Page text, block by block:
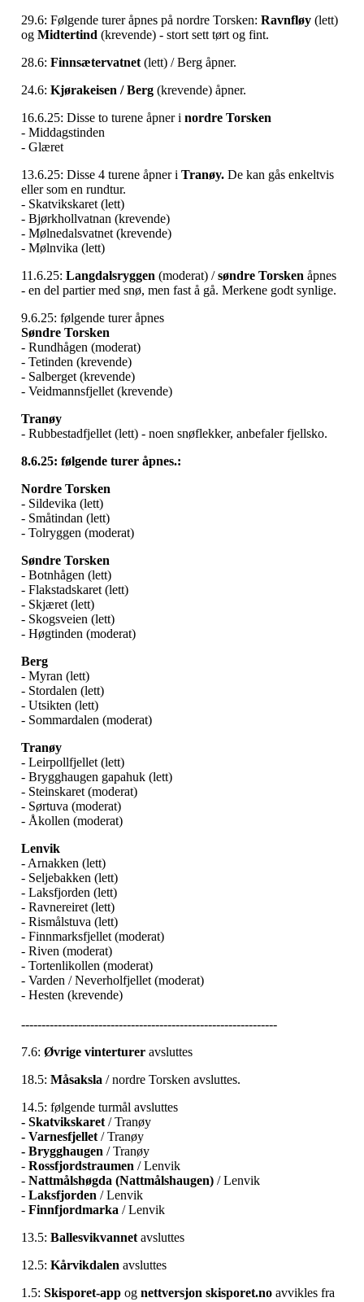
29.6: Følgende turer åpnes på nordre Torsken: Ravnfløy (lett)
og Midtertind (krevende) - stort sett tørt og fint.
28.6: Finnsætervatnet (lett) / Berg åpner.
24.6: Kjørakeisen / Berg (krevende) åpner.
16.6.25: Disse to turene åpner i nordre Torsken
- Middagstinden
- Glæret
13.6.25: Disse 4 turene åpner i Tranøy. De kan gås enkeltvis
eller som en rundtur.
- Skatvikskaret (lett)
- Bjørkhollvatnan (krevende)
- Mølnedalsvatnet (krevende)
- Mølnvika (lett)
11.6.25: Langdalsryggen (moderat) /søndre Torsken åpnes
- en del partier med snø, men fast å gå. Merkene godt synlige.
9.6.25: følgende turer åpnes
Søndre Torsken
- Rundhågen (moderat)
- Tetinden (krevende)
- Salberget (krevende)
- Veidmannsfjellet (krevende)
Tranøy
- Rubbestadfjellet (lett) - noen snøflekker, anbefaler fjellsko.
8.6.25: følgende turer åpnes.:
Nordre Torsken
- Sildevika (lett)
- Småtindan (lett)
- Tolryggen (moderat)
Søndre Torsken
- Botnhågen (lett)
- Flakstadskaret (lett)
- Skjæret (lett)
- Skogsveien (lett)
- Høgtinden (moderat)
Berg
- Myran (lett)
- Stordalen (lett)
- Utsikten (lett)
- Sommardalen (moderat)
Tranøy
- Leirpollfjellet (lett)
- Brygghaugen gapahuk (lett)
- Steinskaret (moderat)
- Sørtuva (moderat)
- Åkollen (moderat)
Lenvik
- Arnakken (lett)
- Seljebakken (lett)
- Laksfjorden (lett)
- Ravnereiret (lett)
- Rismålstuva (lett)
- Finnmarksfjellet (moderat)
- Riven (moderat)
- Tortenlikollen (moderat)
- Varden / Neverholfjellet (moderat)
- Hesten (krevende)
---------------------------------------------------------------
7.6: Øvrige vinterturer avsluttes
18.5: Måsaksla / nordre Torsken avsluttes.
14.5: følgende turmål avsluttes
- Skatvikskaret / Tranøy
- Varnesfjellet / Tranøy
- Brygghaugen / Tranøy
- Rossfjordstraumen / Lenvik
- Nattmålshøgda (Nattmålshaugen) / Lenvik
- Laksfjorden / Lenvik
- Finnfjordmarka / Lenvik
13.5: Ballesvikvannet avsluttes
12.5: Kårvikdalen avsluttes
1.5: Skisporet-app og nettversjon skisporet.no avvikles fra